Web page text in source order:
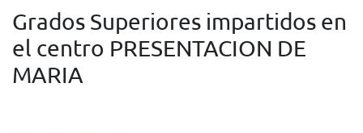
Grados Superiores impartidos en
el centro PRESENTACION DE
MARIA